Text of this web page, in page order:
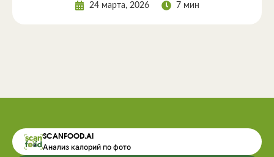
24 марта, 2026 7 мин
SCANFOOD.AI
Анализ калорий по фото